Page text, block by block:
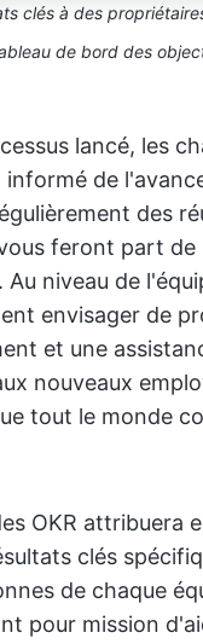
clés à des
de bord des
lancé, les
de
des
feront part de
niveau de
envisager de
et une
nouveaux
tout le monde
OKR attribuera
clés
de chaque
pour mission